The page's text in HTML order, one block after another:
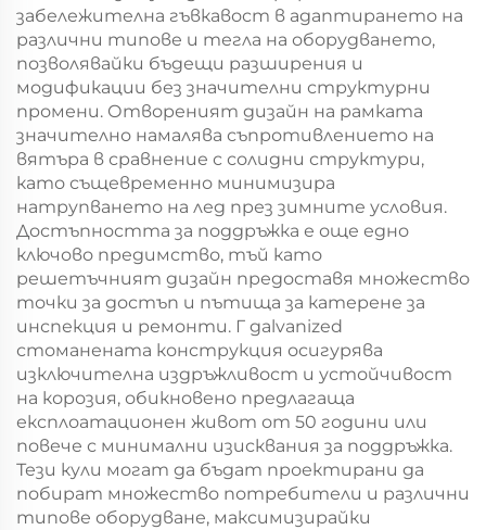
забележителна гъвкавост в адаптирането на
различни типове и тегла на оборудването,
позволявайки бъдещи разширения и
модификации без значителни структурни
промени. Отвореният дизайн на рамката
значително намалява съпротивлението на
вятъра в сравнение с солидни структури,
като същевременно минимизира
натрупването на лед през зимните условия.
Достъпността за поддръжка е още едно
ключово предимство, тъй като
решетъчният дизайн предоставя множество
точки за достъп и пътища за катерене за
инспекция и ремонти. Г galvanized
стоманената конструкция осигурява
изключителна издръжливост и устойчивост
на корозия, обикновено предлагаща
експлоатационен живот от 50 години или
повече с минимални изисквания за поддръжка.
Тези кули могат да бъдат проектирани да
побират множество потребители и различни
типове оборудване, максимизирайки